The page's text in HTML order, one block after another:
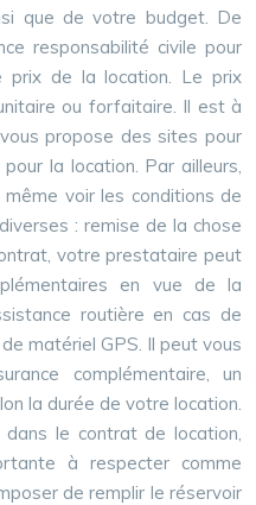
que de votre budget. De
responsabilité civile pour
prix de la location. Le prix
ou forfaitaire. Il est à
propose des sites pour
la location. Par ailleurs,
voir les conditions de
: remise de la chose
votre prestataire peut
en vue de la
routière en cas de
matériel GPS. Il peut vous
complémentaire, un
la durée de votre location.
le contrat de location,
à respecter comme
de remplir le réservoir